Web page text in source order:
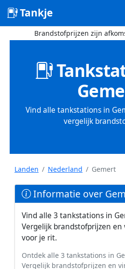
Tankje
Brandstofprijzen zijn
Vind alle tankstations in
vergelijk
Landen Nederland Gemert
Informatie over
Vind alle 3 tankstations in
Vergelijk brandstofprijzen en
voor je rit.
Ontdek alle 3 tankstations in
Vergelijk brandstofprijzen en